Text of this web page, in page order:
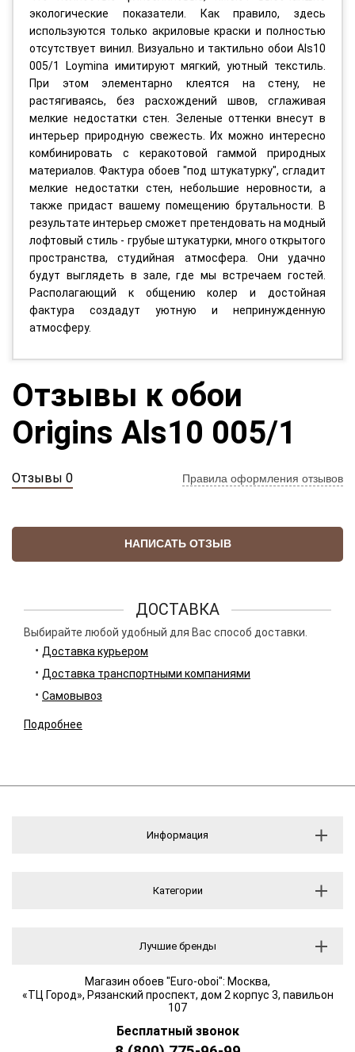
экологические показатели. Как правило, здесь
используются только акриловые краски и полностью
отсутствует винил. Визуально и тактильно обои Als10
005/1 Loymina имитируют мягкий, уютный текстиль.
При этом элементарно клеятся на стену, не
растягиваясь, без расхождений швов, сглаживая
мелкие недостатки стен. Зеленые оттенки внесут в
интерьер природную свежесть. Их можно интересно
комбинировать с керакотовой гаммой природных
материалов. Фактура обоев "под штукатурку", сгладит
мелкие недостатки стен, небольшие неровности, а
также придаст вашему помещению брутальности. В
результате интерьер сможет претендовать на модный
лофтовый стиль - грубые штукатурки, много открытого
пространства, студийная атмосфера. Они удачно
будут выглядеть в зале, где мы встречаем гостей.
Располагающий к общению колер и достойная
фактура создадут уютную и непринужденную
атмосферу.
Отзывы к обои
Origins Als10 005/1
Отзывы 0 Правила оформления отзывов
НАПИСАТЬ ОТЗЫВ
ДОСТАВКА
Выбирайте любой удобный для Вас способ доставки.
Доставка курьером
Доставка транспортными компаниями
Самовывоз
Подробнее
Информация
Категории
Лучшие бренды
Магазин обоев "Euro-oboi": Москва,
«ТЦ Город», Рязанский проспект, дом 2 корпус 3, павильон
107
Бесплатный звонок